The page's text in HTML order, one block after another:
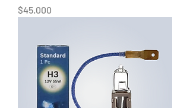
Precio
$45.000